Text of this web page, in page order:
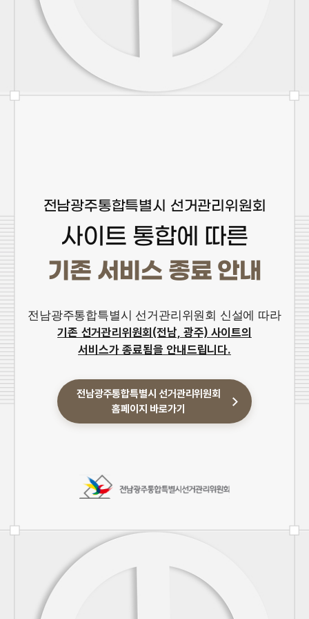
전남광주통합특별시 선거관리위원회
사이트 통합에 따른
기존 서비스 종료 안내
전남광주통합특별시 선거관리위원회 신설에 따라
기존 선거관리위원회(전남, 광주) 사이트의
서비스가 종료됨을 안내드립니다.
전남광주통합특별시 선거관리위원회
홈페이지 바로가기